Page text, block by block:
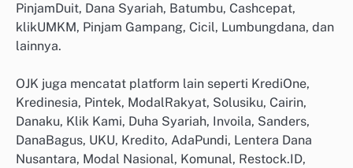
PinjamDuit, Dana Syariah, Batumbu, Cashcepat,
klikUMKM, Pinjam Gampang, Cicil, Lumbungdana, dan
lainnya.
OJK juga mencatat platform lain seperti KrediOne,
Kredinesia, Pintek, ModalRakyat, Solusiku, Cairin,
Danaku, Klik Kami, Duha Syariah, Invoila, Sanders,
DanaBagus, UKU, Kredito, AdaPundi, Lentera Dana
Nusantara, Modal Nasional, Komunal, Restock.ID,